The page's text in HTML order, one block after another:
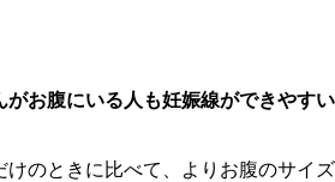
がお腹にいる人も妊娠線ができやすい
けのときに比べて、よりお腹のサイズ